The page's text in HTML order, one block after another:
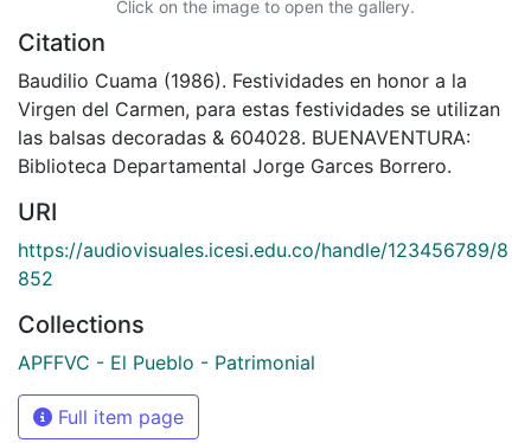
Click on the image to open the gallery.
Citation
Baudilio Cuama (1986). Festividades en honor a la
Virgen del Carmen, para estas festividades se utilizan
las balsas decoradas & 604028. BUENAVENTURA:
Biblioteca Departamental Jorge Garces Borrero.
URI
https://audiovisuales.icesi.edu.co/handle/123456789/8
852
Collections
APFFVC - El Pueblo - Patrimonial
Full item page